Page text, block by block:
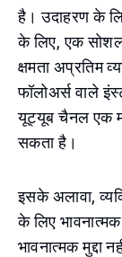
है। उदाहरण के
के लिए, एक
क्षमता अप्रतिम
फॉलोअर्स वाले
यूट्यूब चैनल एक
सकता है।
इसके अलावा,
के लिए
भावनात्मक मुद्दा